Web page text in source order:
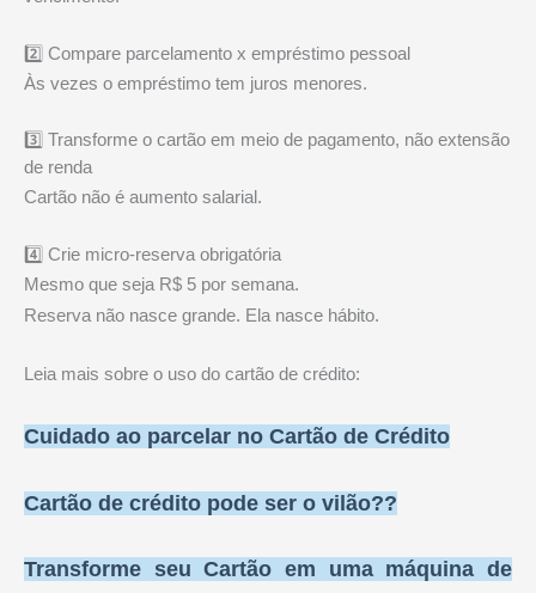
2️⃣ Compare parcelamento x empréstimo pessoal
Às vezes o empréstimo tem juros menores.
3️⃣ Transforme o cartão em meio de pagamento, não extensão
de renda
Cartão não é aumento salarial.
4️⃣ Crie micro-reserva obrigatória
Mesmo que seja R$ 5 por semana.
Reserva não nasce grande. Ela nasce hábito.
Leia mais sobre o uso do cartão de crédito:
Cuidado ao parcelar no Cartão de Crédito
Cartão de crédito pode ser o vilão??
Transforme seu Cartão em uma máquina de